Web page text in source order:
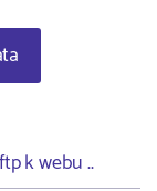
k webu ..